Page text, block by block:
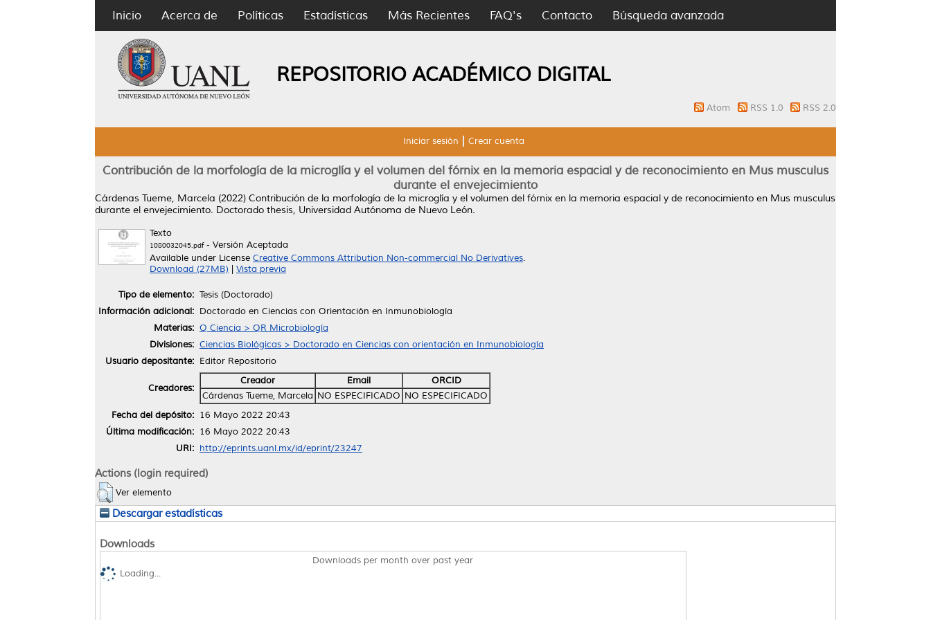
Inicio Acerca de Políticas Estadísticas Más Recientes FAQ's Contacto Búsqueda avanzada
REPOSITORIO ACADÉMICO DIGITAL
Atom RSS 1.0 RSS 2.0
Iniciar sesión Crear cuenta
Contribución de la morfología de la microglía y el volumen del fórnix en la memoria espacial y de reconocimiento en Mus musculus
durante el envejecimiento
Cárdenas Tueme, Marcela (2022) Contribución de la morfología de la microglía y el volumen del fórnix en la memoria espacial y de reconocimiento en Mus musculus
durante el envejecimiento. Doctorado thesis, Universidad Autónoma de Nuevo León.
Texto
1080032045.pdf- Versión Aceptada
Available under License Creative Commons Attribution Non-commercial No Derivatives.
Download (27MB)
Vista previa
Tipo de elemento: Tesis (Doctorado)
Información adicional: Doctorado en Ciencias con Orientación en Inmunobiología
Materias: Q Ciencia > QR Microbiología
Divisiones: Ciencias Biológicas > Doctorado en Ciencias con orientación en Inmunobiología
Usuario depositante: Editor Repositorio
Creadores:
Creador Email
ORCID
Cárdenas Tueme, Marcela NO ESPECIFICADO NO ESPECIFICADO
Fecha del depósito: 16 Mayo 2022 20:43
Última modificación: 16 Mayo 2022 20:43
URI: http://eprints.uanl.mx/id/eprint/23247
Actions (login required)
Ver elemento
Descargar estadísticas
Downloads
Downloads per month over past year
Loading...